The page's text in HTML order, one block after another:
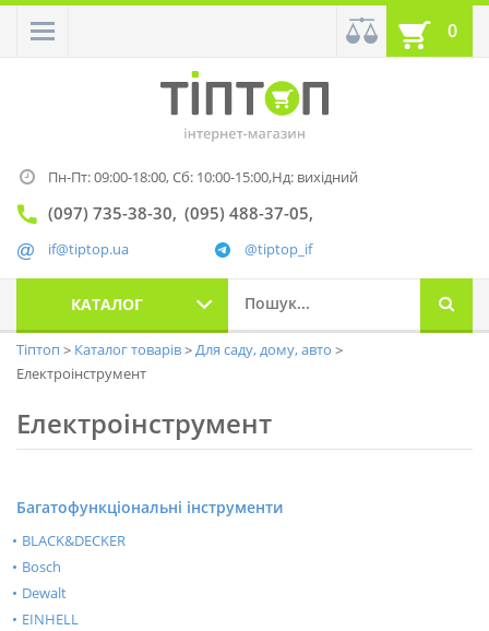
0
Пн-Пт: 09:00-18:00,Сб: 10:00-15:00,Нд: вихідний
(097) 735-38-30 (095) 488-37-05
@tiptop_if
if@tiptop.ua
КАТАЛОГ
Тіптоп Каталог товарів
Для саду, дому, авто
Електроінструмент
Електроінструмент
Багатофункціональні інструменти
BLACK&DECKER
Bosch
Dewalt
EINHELL